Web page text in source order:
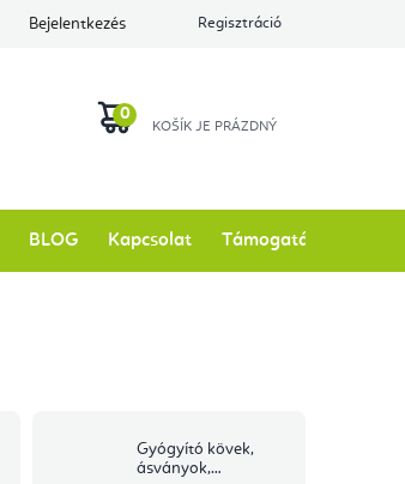
Bejelentkezés Regisztráció
BLOG Kapcsolat Támogatás
Gyógyító kövek,
ásványok,